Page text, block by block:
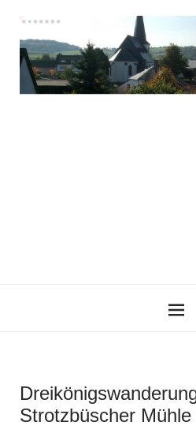
Strotzbüscher Mühle